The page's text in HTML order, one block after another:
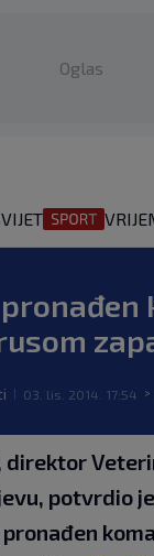
Oglas
03. lis. 2014. 17:54 >
direktor
potvrdio